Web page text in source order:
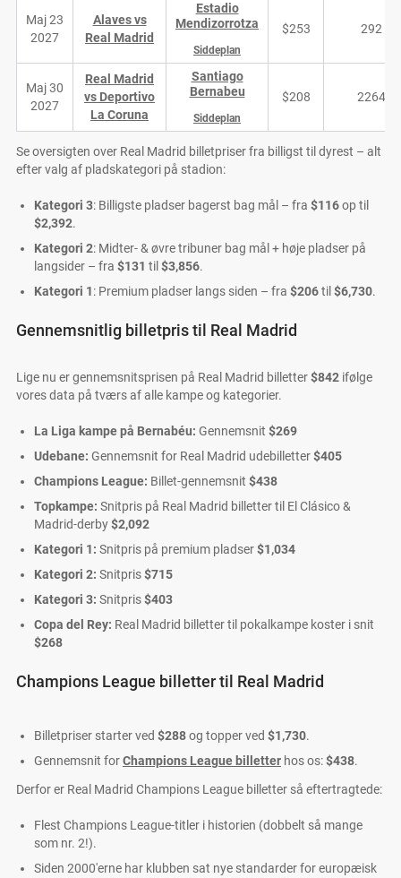
Maj 23
2027
Alaves vs
Real Madrid
Estadio
Mendizorrotza
Siddeplan
$253 292
Maj 30
2027
Real Madrid
vs Deportivo
La Coruna
Santiago
Bernabeu
Siddeplan
$208 2264
Se oversigten over Real Madrid billetpriser fra billigst til dyrest – alt
efter valg af pladskategori på stadion:
Kategori 3: Billigste pladser bagerst bag mål – fra $116op til
$2,392.
Kategori 2: Midter- & øvre tribuner bag mål + høje pladser på
langsider – fra $131 til $3,856.
Kategori 1: Premium pladser langs siden – fra $206til $6,730.
Gennemsnitlig billetpris til Real Madrid
Lige nu er gennemsnitsprisen på Real Madrid billetter$842 ifølge
vores data på tværs af alle kampe og kategorier.
La Liga kampe på Bernabéu: Gennemsnit $269
Udebane: Gennemsnit for Real Madrid udebilletter$405
Champions League: Billet-gennemsnit $438
Topkampe: Snitpris på Real Madrid billetter til El Clásico &
Madrid-derby$2,092
Kategori 1: Snitpris på premium pladser$1,034
Kategori 2: Snitpris$715
Kategori 3: Snitpris$403
Copa del Rey: Real Madrid billetter til pokalkampe koster i snit
$268
Champions League billetter til Real Madrid
Billetpriser starter ved $288og topper ved $1,730.
Gennemsnit forChampions League billetter hos os:$438.
Derfor er Real Madrid Champions League billetter så eftertragtede:
Flest Champions League-titler i historien (dobbelt så mange
som nr. 2!).
Siden 2000'erne har klubben sat nye standarder for europæisk